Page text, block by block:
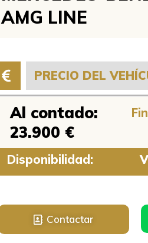
AMG LINE
PRECIO DEL
Al contado:
23.900 €
Disponibilidad:
Contactar